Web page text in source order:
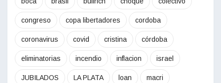
congreso copa libertadores cordoba
coronavirus covid cristina córdoba
eliminatorias incendio inflacion israel
JUBILADOS LA PLATA loan macri